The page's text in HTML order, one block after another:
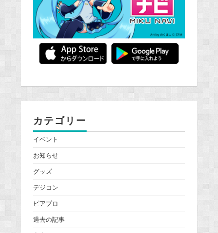
カテゴリー
イベント
お知らせ
グッズ
デジコン
ピアプロ
過去の記事